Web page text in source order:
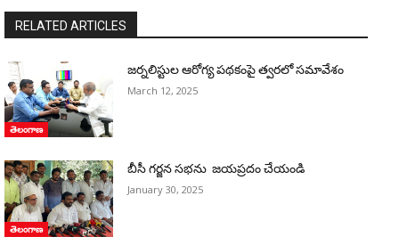
RELATED ARTICLES
తెలంగాణ
జర్నలిస్టుల ఆరోగ్య పథకంపై త్వరలో సమావేశం
March 12, 2025
తెలంగాణ
బీసీ గర్జన సభను జయప్రదం చేయండి
January 30, 2025